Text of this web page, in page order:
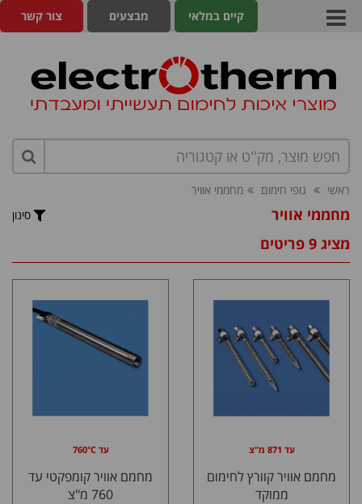
צור קשר מבצעים קיים במלאי
ראשי גופי חימום מחממי אוויר
מחממי אוויר סינון
מציג 9 פריטים
עד 871 מ"צ
מחמם אוויר קוורץ לחימום
ממוקד
עד 760°C
מחמם אוויר קומפקטי עד
760 מ"צ